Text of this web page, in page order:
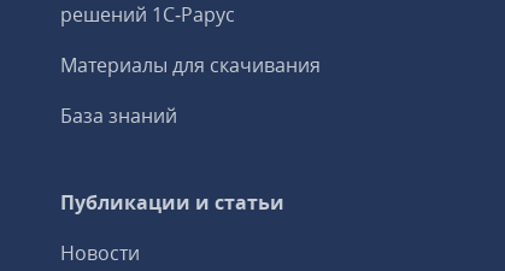
решений 1С‑Рарус
Материалы для скачивания
База знаний
Публикации и статьи
Новости